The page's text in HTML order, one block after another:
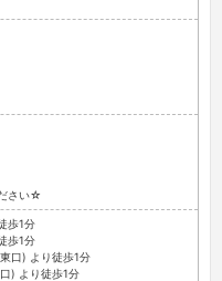
さい☆
歩1分
歩1分
口) より徒歩1分
) より徒歩1分